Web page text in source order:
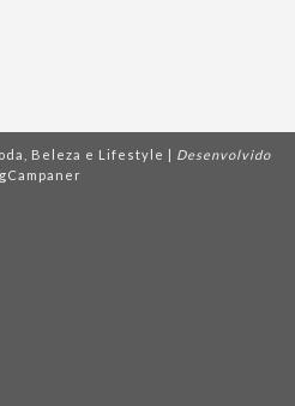
Beleza e Lifestyle | Desenvolvido
gCampaner